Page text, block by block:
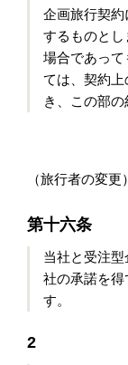
企画旅行契
するものと
場合であっ
ては、契約
き、この部の
（旅行者の変更）
第十六条
当社と受注
社の承諾を得
す。
2